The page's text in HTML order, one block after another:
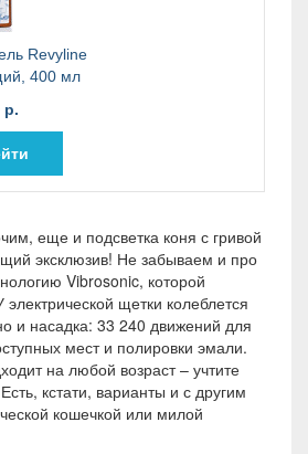
Revyline
400 мл
р.
еще и подсветка коня с гривой
эксклюзив! Не забываем и про
Vibrosonic, которой
щетки колеблется
и насадка: 33 240 движений для
мест и полировки эмали.
на любой возраст – учтите
кстати, варианты и с другим
кошечкой или милой